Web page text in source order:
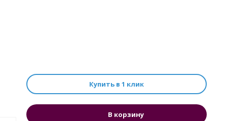
Купить в 1 клик
В корзину